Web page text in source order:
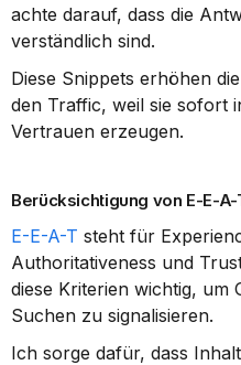
achte darauf, dass die
verständlich sind.
Diese Snippets erhöhen
den Traffic, weil sie sofort
Vertrauen erzeugen.
Berücksichtigung von E-E-
E-E-A-T steht für
Authoritativeness und
diese Kriterien wichtig, um
Suchen zu signalisieren.
Ich sorge dafür, dass